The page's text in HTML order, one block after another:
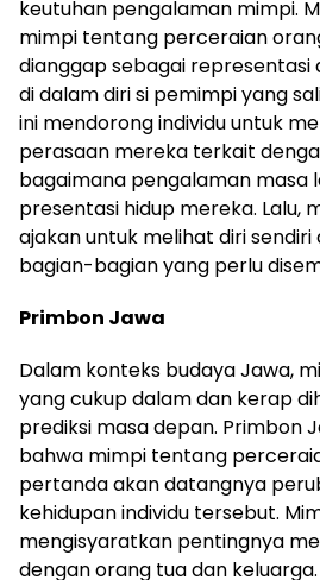
keutuhan pengalaman mimpi.
mimpi tentang perceraian
dianggap sebagai representasi
di dalam diri si pemimpi yang
ini mendorong individu untuk
perasaan mereka terkait
bagaimana pengalaman masa
presentasi hidup mereka. Lalu,
ajakan untuk melihat diri
bagian-bagian yang perlu
Primbon Jawa
Dalam konteks budaya Jawa,
yang cukup dalam dan kerap
prediksi masa depan. Primbon
bahwa mimpi tentang
pertanda akan datangnya
kehidupan individu tersebut.
mengisyaratkan pentingnya
dengan orang tua dan